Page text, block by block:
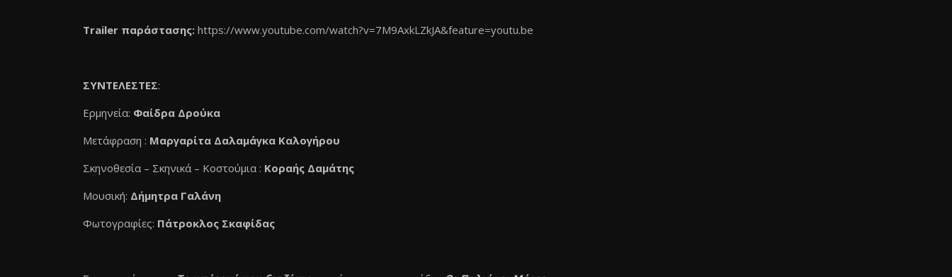
Trailer παράστασης: https://www.youtube.com/watch?v=7M9AxkLZkJA&feature=youtu.be
ΣΥΝΤΕΛΕΣΤΕΣ:
Ερμηνεία: Φαίδρα Δρούκα
Μετάφραση : Μαργαρίτα Δαλαμάγκα Καλογήρου
Σκηνοθεσία – Σκηνικά – Κοστούμια : Κοραής Δαμάτης
Μουσική: Δήμητρα Γαλάνη
Φωτογραφίες: Πάτροκλος Σκαφίδας